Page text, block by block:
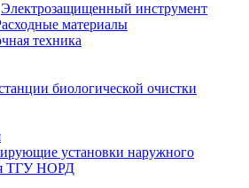
Электрозащищенный инструмент
материалы
техника
биологической очистки
установки наружного
ТГУ НОРД